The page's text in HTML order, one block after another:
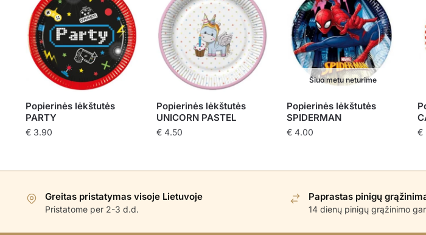
Popierinės lėkštutės
PARTY
€3.90
Popierinės lėkštutės
UNICORN PASTEL
€4.50
Šiuo metu neturime
Popierinės lėkštutės
SPIDERMAN
€ 4.00 €
Greitas pristatymas visoje Lietuvoje
Pristatome per 2-3 d.d.
Paprastas pinigų
14 dienų pinigų grąžinimo